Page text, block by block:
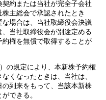
約または当社が完全子会社
主総会で承認されたとき
な場合は、当社取締役会決議
当社取締役会が別途定める
権を無償で取得することが
の規定により、本新株予約権
くなったときは、当社は、
到来をもって、当該本新株
できる。